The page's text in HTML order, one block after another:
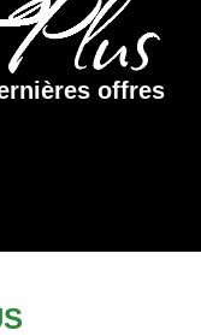
offres